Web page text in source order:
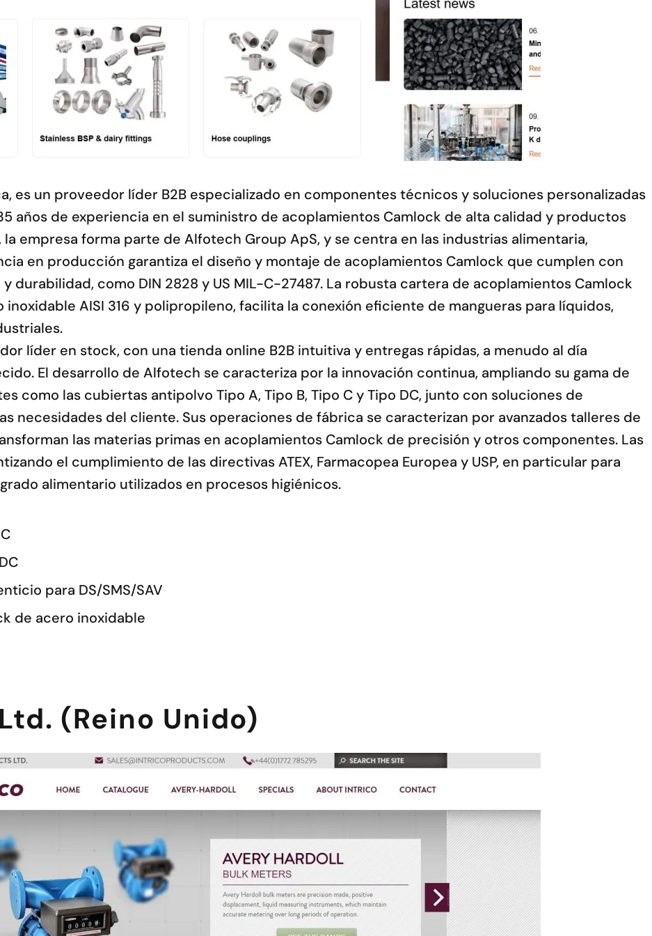
es un proveedor líder B2B especializado en componentes técnicos y soluciones personalizadas
años de experiencia en el suministro de acoplamientos Camlock de alta calidad y productos
empresa forma parte de Alfotech Group ApS, y se centra en las industrias alimentaria,
en producción garantiza el diseño y montaje de acoplamientos Camlock que cumplen con
durabilidad, como DIN 2828 y US MIL-C-27487. La robusta cartera de acoplamientos Camlock
AISI 316 y polipropileno, facilita la conexión eficiente de mangueras para líquidos,
líder en stock, con una tienda online B2B intuitiva y entregas rápidas, a menudo al día
El desarrollo de Alfotech se caracteriza por la innovación continua, ampliando su gama de
como las cubiertas antipolvo Tipo A, Tipo B, Tipo C y Tipo DC, junto con soluciones de
necesidades del cliente. Sus operaciones de fábrica se caracterizan por avanzados talleres de
las materias primas en acoplamientos Camlock de precisión y otros componentes. Las
el cumplimiento de las directivas ATEX, Farmacopea Europea y USP, en particular para
alimentario utilizados en procesos higiénicos.
para DS/SMS/SAV
de acero inoxidable
(Reino Unido)